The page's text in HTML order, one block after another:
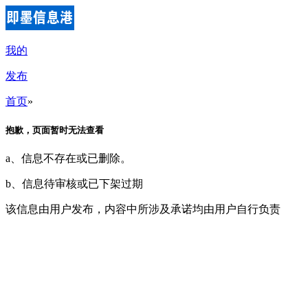
我的
发布
首页»
抱歉，页面暂时无法查看
a、信息不存在或已删除。
b、信息待审核或已下架过期
该信息由用户发布，内容中所涉及承诺均由用户自行负责